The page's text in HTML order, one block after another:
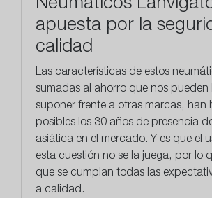
Neumáticos
apuesta por la
calidad
Las características de estos
sumadas al ahorro que nos pueden
suponer frente a otras marcas, han
posibles los 30 años de presencia
asiática en el mercado. Y es que el
esta cuestión no se la juega, por lo
que se cumplan todas las
a calidad.